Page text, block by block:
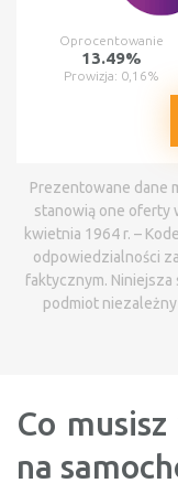
Oprocentowanie
13.49%
Prowizja: 0,16%
Prezentowane dane
stanowią one oferty
kwietnia 1964 r. –
odpowiedzialności
faktycznym.
podmiot
Co
na